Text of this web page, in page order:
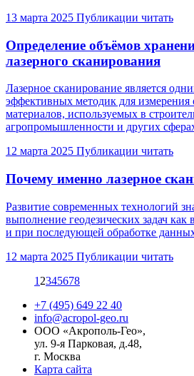
13 марта 2025 Публикации читать
Определение объёмов
лазерного сканирования
Лазерное сканирование является
эффективных методик для
материалов, используемых в
агропромышленности и других
12 марта 2025 Публикации читать
Почему именно лазерное
Развитие современных технологий
выполнение геодезических задач как
и при последующей обработке
12 марта 2025 Публикации читать
1 2345678
+7 (495) 649 22 40
info@acropol-geo.ru
ООО «Акрополь-Гео»,
ул. 9-я Парковая, д.48,
г. Москва
Карта сайта